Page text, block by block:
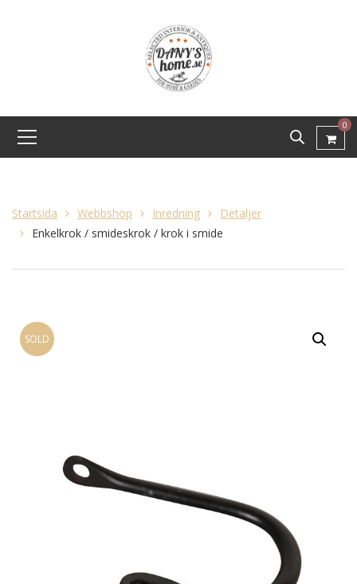
0
Startsida Webbshop Inredning
Detaljer
Enkelkrok / smideskrok / krok i smide
SOLD